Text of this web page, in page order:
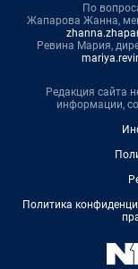
По
Жапарова Жанна,
Ревина Мария,
Редакция сайта
информации,
Политика